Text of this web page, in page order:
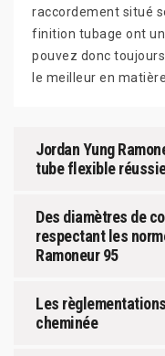
raccordement situé
finition tubage ont
pouvez donc
le meilleur en
Jordan Yung
tube flexible
Des diamètres de
respectant les
Ramoneur 95
Les
cheminée